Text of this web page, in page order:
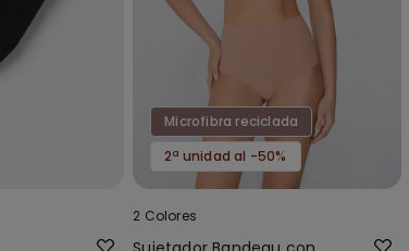
Microfibra reciclada
2ª unidad al -50%
2 Colores